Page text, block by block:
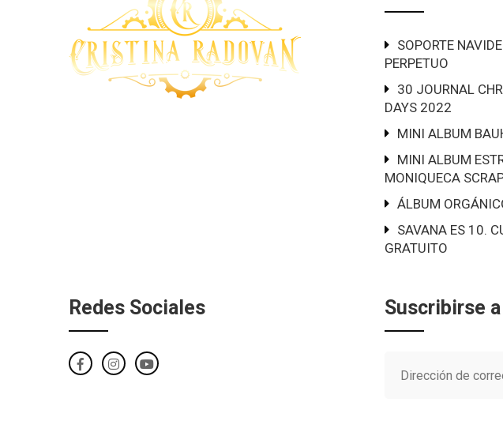
SOPORTE
PERPETUO
30 JOURNAL
DAYS 2022
MINI ALBUM
MINI ALBUM
MONIQUECA
ÁLBUM
SAVANA ES 10.
GRATUITO
Redes Sociales Suscribirse